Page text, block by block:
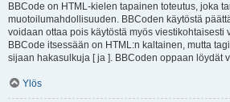
BBCode on HTML-kielen tapainen toteutus, joka
muotoilumahdollisuuden. BBCoden käytöstä
voidaan ottaa pois käytöstä myös viestikohtaisesti
BBCode itsessään on HTML:n kaltainen, mutta
sijaan hakasulkuja [ ja ]. BBCoden oppaan löydät
Ylös